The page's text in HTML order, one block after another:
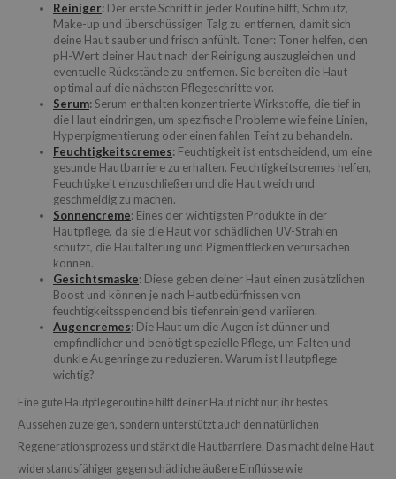
Reiniger: Der erste Schritt in jeder Routine hilft, Schmutz,
Make-up und überschüssigen Talg zu entfernen, damit sich
deine Haut sauber und frisch anfühlt. Toner: Toner helfen, den
pH-Wert deiner Haut nach der Reinigung auszugleichen und
eventuelle Rückstände zu entfernen. Sie bereiten die Haut
optimal auf die nächsten Pflegeschritte vor.
Serum:Serum enthalten konzentrierte Wirkstoffe, die tief in
die Haut eindringen, um spezifische Probleme wie feine Linien,
Hyperpigmentierung oder einen fahlen Teint zu behandeln.
Feuchtigkeitscremes: Feuchtigkeit ist entscheidend, um eine
gesunde Hautbarriere zu erhalten. Feuchtigkeitscremes helfen,
Feuchtigkeit einzuschließen und die Haut weich und
geschmeidig zu machen.
Sonnencreme: Eines der wichtigsten Produkte in der
Hautpflege, da sie die Haut vor schädlichen UV-Strahlen
schützt, die Hautalterung und Pigmentflecken verursachen
können.
Gesichtsmaske: Diese geben deiner Haut einen zusätzlichen
Boost und können je nach Hautbedürfnissen von
feuchtigkeitsspendend bis tiefenreinigend variieren.
Augencremes: Die Haut um die Augen ist dünner und
empfindlicher und benötigt spezielle Pflege, um Falten und
dunkle Augenringe zu reduzieren. Warum ist Hautpflege
wichtig?
Eine gute Hautpflegeroutine hilft deiner Haut nicht nur, ihr bestes
Aussehen zu zeigen, sondern unterstützt auch den natürlichen
Regenerationsprozess und stärkt die Hautbarriere. Das macht deine Haut
widerstandsfähiger gegen schädliche äußere Einflüsse wie